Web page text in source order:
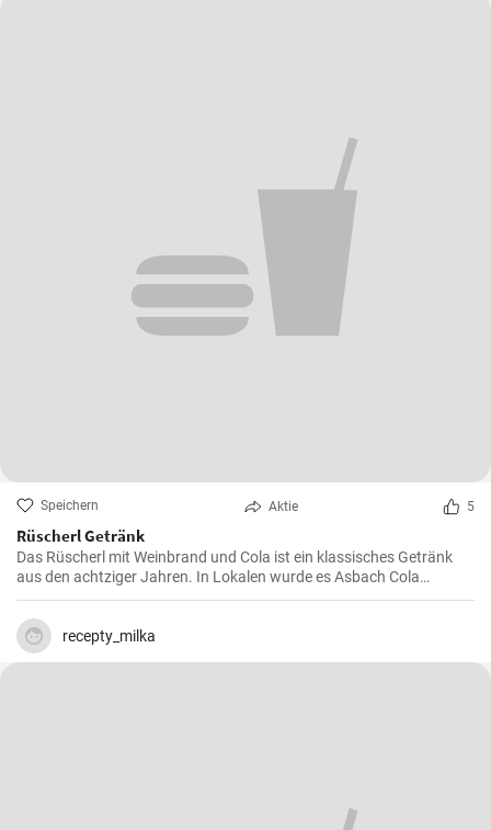
Speichern Aktie 5
Rüscherl Getränk
Das Rüscherl mit Weinbrand und Cola ist ein klassisches Getränk
aus den achtziger Jahren. In Lokalen wurde es Asbach Cola
genannt nach dem bekannten Weinbrand. Mischen sie es selber
zuhause !
recepty_milka